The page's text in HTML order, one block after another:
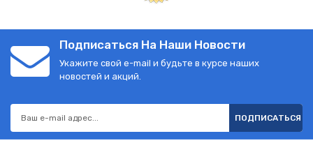
Подписаться На Наши Новости
Укажите свой e-mail и будьте в курсе наших
новостей и акций.
ПОДПИСАТЬСЯ